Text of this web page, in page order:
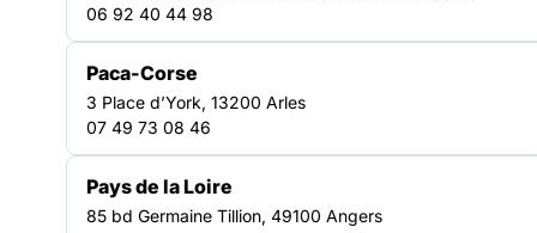
RESSOURCES
Découvrir nos autres
06 92 40 44 98
Paca-Corse
3 Place d’York, 13200 Arles
07 49 73 08 46
Pays de la Loire
85 bd Germaine Tillion, 49100 Angers